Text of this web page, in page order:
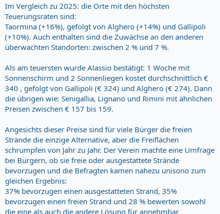
Im Vergleich zu 2025: die Orte mit den höchsten
Teuerungsraten sind:
Taormina (+16%), gefolgt von Alghero (+14%) und Gallipoli
(+10%). Auch enthalten sind die Zuwächse an den anderen
überwachten Standorten: zwischen 2 % und 7 %.
Als am teuersten wurde Alassio bestätigt: 1 Woche mit
Sonnenschirm und 2 Sonnenliegen kostet durchschnittlich €
340 , gefolgt von Gallipoli (€ 324) und Alghero (€ 274). Dann
die übrigen wie: Senigallia, Lignano und Rimini mit ähnlichen
Preisen zwischen € 157 bis 159.
Angesichts dieser Preise sind für viele Bürger die freien
Strände die einzige Alternative, aber die Freiflächen
schrumpfen von Jahr zu Jahr. Der Verein machte eine Umfrage
bei Bürgern, ob sie freie oder ausgestattete Strände
bevorzugen und die Befragten kamen nahezu unisono zum
gleichen Ergebnis:
37% bevorzugen einen ausgestatteten Strand, 35%
bevorzugen einen freien Strand und 28 % bewerten sowohl
die eine als auch die andere Lösung für annehmbar.